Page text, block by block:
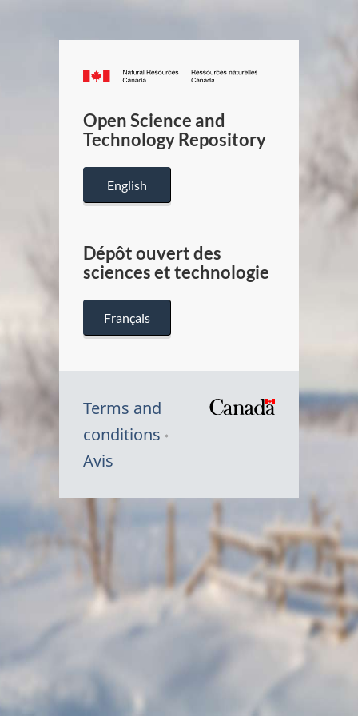
Canada.ca
/
Canada
Open Science and
Technology Repository
English
Dépôt ouvert des
sciences et technologie
Français
Terms and
conditions
Avis
Symbole
Canada